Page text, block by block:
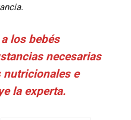
los bebés
necesarias
nutricionales e
la experta.